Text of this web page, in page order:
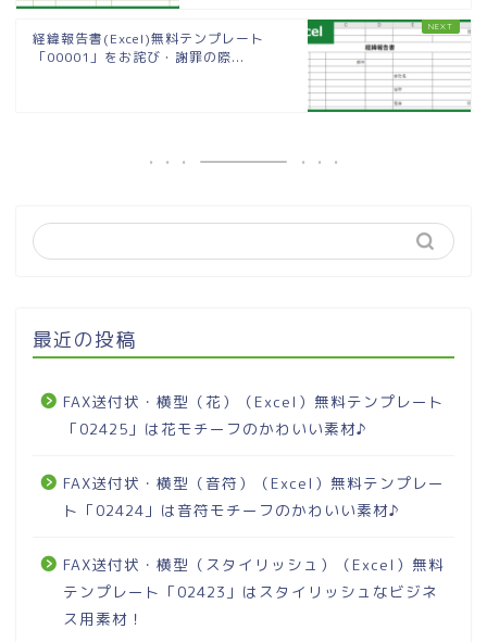
経緯報告書(Excel)無料テンプレート
「00001」をお詫び・謝罪の際...
最近の投稿
FAX送付状・横型（花）（Excel）無料テンプレート
「02425」は花モチーフのかわいい素材♪
FAX送付状・横型（音符）（Excel）無料テンプレー
ト「02424」は音符モチーフのかわいい素材♪
FAX送付状・横型（スタイリッシュ）（Excel）無料
テンプレート「02423」はスタイリッシュなビジネ
ス用素材！